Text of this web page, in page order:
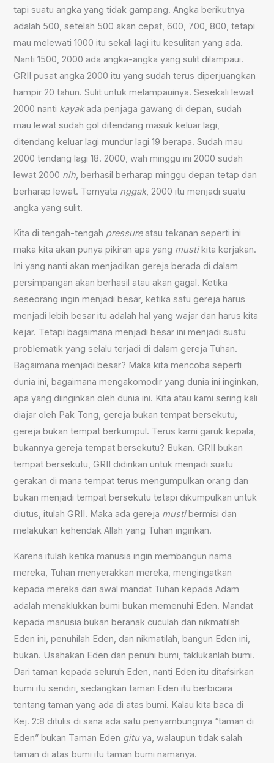
tapi suatu angka yang tidak gampang. Angka berikutnya
adalah 500, setelah 500 akan cepat, 600, 700, 800, tetapi
mau melewati 1000 itu sekali lagi itu kesulitan yang ada.
Nanti 1500, 2000 ada angka-angka yang sulit dilampaui.
GRII pusat angka 2000 itu yang sudah terus diperjuangkan
hampir 20 tahun. Sulit untuk melampauinya. Sesekali lewat
2000 nanti kayakada penjaga gawang di depan, sudah
mau lewat sudah gol ditendang masuk keluar lagi,
ditendang keluar lagi mundur lagi 19 berapa. Sudah mau
2000 tendang lagi 18. 2000, wah minggu ini 2000 sudah
lewat 2000 nih , berhasil berharap minggu depan tetap dan
berharap lewat. Ternyata nggak, 2000 itu menjadi suatu
angka yang sulit.
Kita di tengah-tengah pressureatau tekanan seperti ini
maka kita akan punya pikiran apa yang mustikita kerjakan.
Ini yang nanti akan menjadikan gereja berada di dalam
persimpangan akan berhasil atau akan gagal. Ketika
seseorang ingin menjadi besar, ketika satu gereja harus
menjadi lebih besar itu adalah hal yang wajar dan harus kita
kejar. Tetapi bagaimana menjadi besar ini menjadi suatu
problematik yang selalu terjadi di dalam gereja Tuhan.
Bagaimana menjadi besar? Maka kita mencoba seperti
dunia ini, bagaimana mengakomodir yang dunia ini inginkan,
apa yang diinginkan oleh dunia ini. Kita atau kami sering kali
diajar oleh Pak Tong, gereja bukan tempat bersekutu,
gereja bukan tempat berkumpul. Terus kami garuk kepala,
bukannya gereja tempat bersekutu? Bukan. GRII bukan
tempat bersekutu, GRII didirikan untuk menjadi suatu
gerakan di mana tempat terus mengumpulkan orang dan
bukan menjadi tempat bersekutu tetapi dikumpulkan untuk
diutus, itulah GRII. Maka ada gereja mustibermisi dan
melakukan kehendak Allah yang Tuhan inginkan.
Karena itulah ketika manusia ingin membangun nama
mereka, Tuhan menyerakkan mereka, mengingatkan
kepada mereka dari awal mandat Tuhan kepada Adam
adalah menaklukkan bumi bukan memenuhi Eden. Mandat
kepada manusia bukan beranak cuculah dan nikmatilah
Eden ini, penuhilah Eden, dan nikmatilah, bangun Eden ini,
bukan. Usahakan Eden dan penuhi bumi, taklukanlah bumi.
Dari taman kepada seluruh Eden, nanti Eden itu ditafsirkan
bumi itu sendiri, sedangkan taman Eden itu berbicara
tentang taman yang ada di atas bumi. Kalau kita baca di
Kej. 2:8 ditulis di sana ada satu penyambungnya “taman di
Eden” bukan Taman Eden gituya, walaupun tidak salah
taman di atas bumi itu taman bumi namanya.